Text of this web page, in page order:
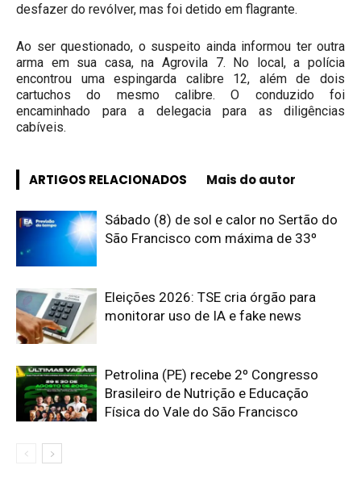
desfazer do revólver, mas foi detido em flagrante.
Ao ser questionado, o suspeito ainda informou ter outra
arma em sua casa, na Agrovila 7. No local, a polícia
encontrou uma espingarda calibre 12, além de dois
cartuchos do mesmo calibre. O conduzido foi
encaminhado para a delegacia para as diligências
cabíveis.
ARTIGOS RELACIONADOS Mais do autor
Sábado (8) de sol e calor no Sertão do
São Francisco com máxima de 33º
Eleições 2026: TSE cria órgão para
monitorar uso de IA e fake news
Petrolina (PE) recebe 2º Congresso
Brasileiro de Nutrição e Educação
Física do Vale do São Francisco